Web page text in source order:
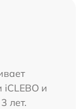
и
лет.